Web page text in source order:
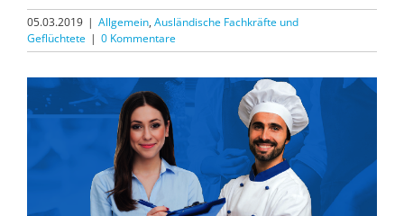
05.03.2019 | Allgemein, Ausländische Fachkräfte und
Geflüchtete | 0 Kommentare
Zeige
grösseres